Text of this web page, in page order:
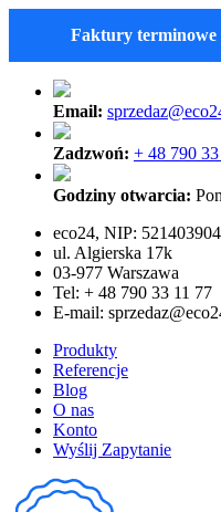
Faktury terminowe
Email:
Zadzwoń: + 48 790
Godziny otwarcia:
eco24, NIP:
ul. Algierska 17k
03-977 Warszawa
Tel: + 48 790 33 11 77
E-mail:
Produkty
Referencje
Blog
O nas
Konto
Wyślij Zapytanie